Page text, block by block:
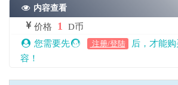
内容查看
价格 1
D币
您需要先
注册/登陆
后，才能
容！